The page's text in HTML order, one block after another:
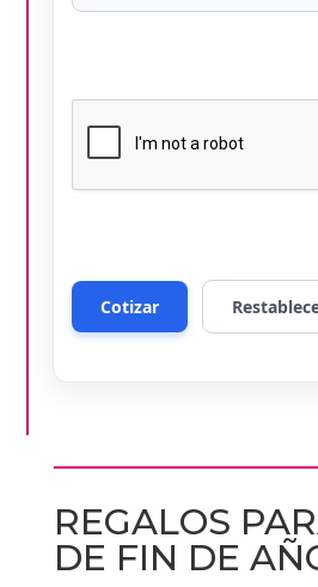
REGALOS
DE FIN DE